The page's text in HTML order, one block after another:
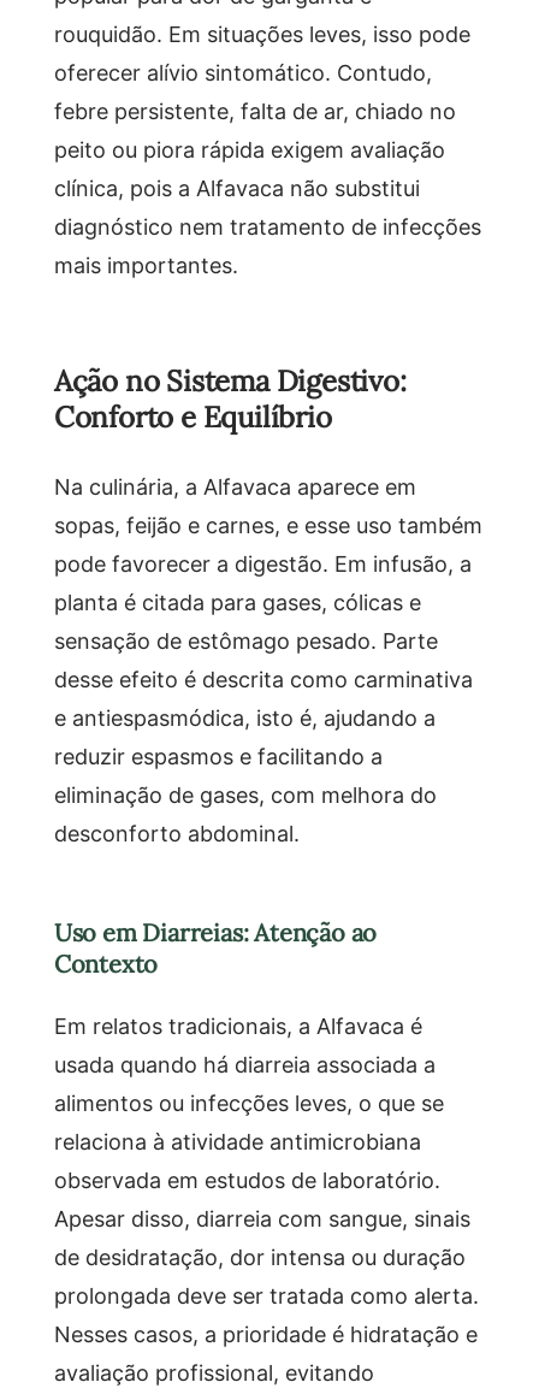
rouquidão. Em situações leves, isso pode
oferecer alívio sintomático. Contudo,
febre persistente, falta de ar, chiado no
peito ou piora rápida exigem avaliação
clínica, pois a Alfavaca não substitui
diagnóstico nem tratamento de infecções
mais importantes.
Ação no Sistema Digestivo:
Conforto e Equilíbrio
Na culinária, a Alfavaca aparece em
sopas, feijão e carnes, e esse uso também
pode favorecer a digestão. Em infusão, a
planta é citada para gases, cólicas e
sensação de estômago pesado. Parte
desse efeito é descrita como carminativa
e antiespasmódica, isto é, ajudando a
reduzir espasmos e facilitando a
eliminação de gases, com melhora do
desconforto abdominal.
Uso em Diarreias: Atenção ao
Contexto
Em relatos tradicionais, a Alfavaca é
usada quando há diarreia associada a
alimentos ou infecções leves, o que se
relaciona à atividade antimicrobiana
observada em estudos de laboratório.
Apesar disso, diarreia com sangue, sinais
de desidratação, dor intensa ou duração
prolongada deve ser tratada como alerta.
Nesses casos, a prioridade é hidratação e
avaliação profissional, evitando